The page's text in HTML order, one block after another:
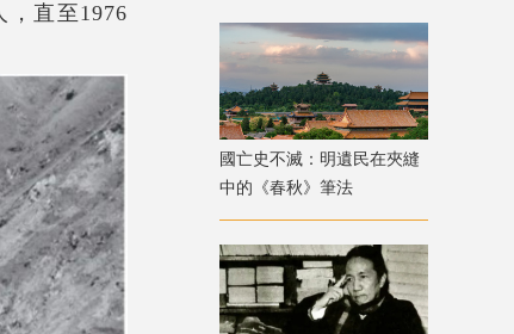
直至1976
國亡史不滅：明遺民在夾縫
中的《春秋》筆法